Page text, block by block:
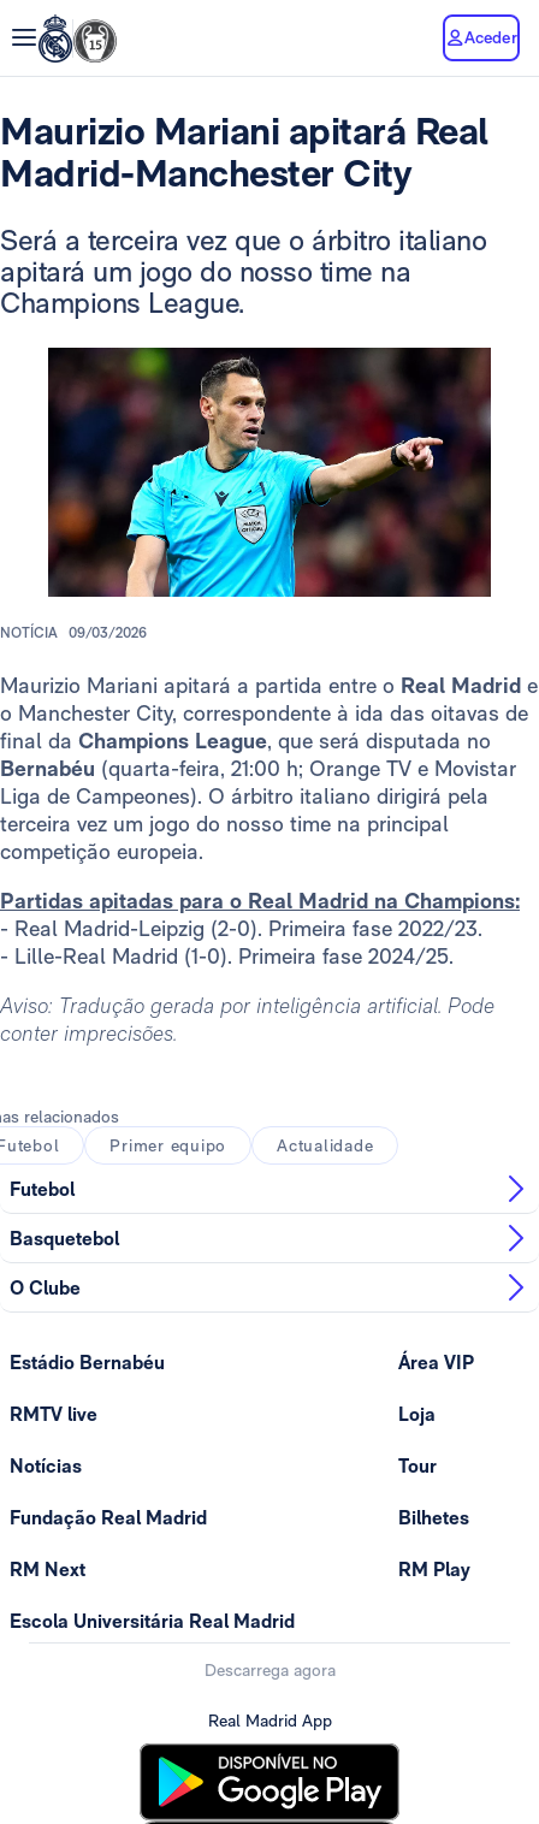
Aceder
Maurizio Mariani apitará Real
Madrid-Manchester City
Será a terceira vez que o árbitro italiano
apitará um jogo do nosso time na
Champions League.
NOTÍCIA 09/03/2026
Maurizio Mariani apitará a partida entre o Real Madrid e
o Manchester City, correspondente à ida das oitavas de
final da Champions League, que será disputada no
Bernabéu (quarta-feira, 21:00 h; Orange TV e Movistar
Liga de Campeones). O árbitro italiano dirigirá pela
terceira vez um jogo do nosso time na principal
competição europeia.
Partidas apitadas para o Real Madrid na Champions:
- Real Madrid-Leipzig (2-0). Primeira fase 2022/23.
- Lille-Real Madrid (1-0). Primeira fase 2024/25.
Aviso: Tradução gerada por inteligência artificial. Pode
conter imprecisões.
relacionados
Primer equipo Actualidade
Futebol
Basquetebol
O Clube
Estádio Bernabéu
RMTV live
Notícias
Fundação Real Madrid
RM Next
Escola Universitária Real Madrid
Área VIP
Loja
Tour
Bilhetes
RM Play
Descarrega agora
Real Madrid App